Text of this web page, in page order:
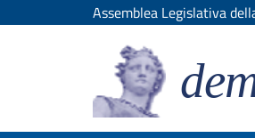
Assemblea Legislativa